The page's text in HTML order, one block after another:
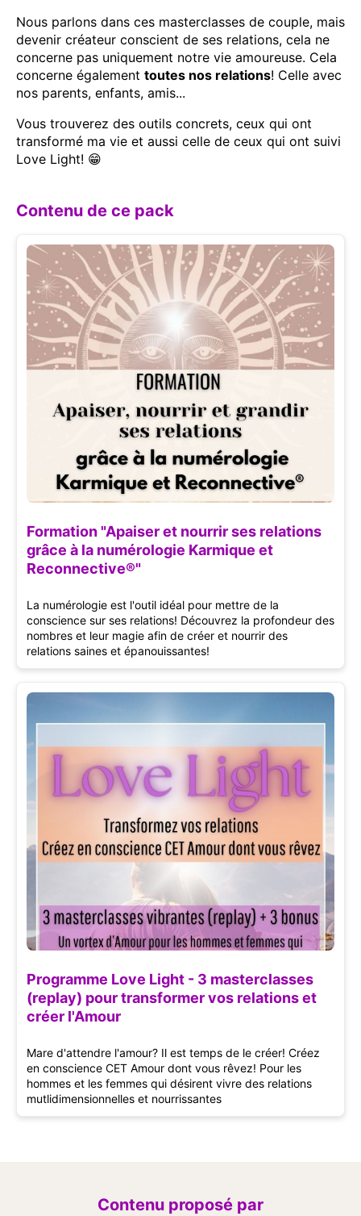
Nous parlons dans ces masterclasses de couple, mais
devenir créateur conscient de ses relations, cela ne
concerne pas uniquement notre vie amoureuse. Cela
concerne également toutes nos relations! Celle avec
nos parents, enfants, amis...
Vous trouverez des outils concrets, ceux qui ont
transformé ma vie et aussi celle de ceux qui ont suivi
Love Light! 😁
Contenu de ce pack
Formation "Apaiser et nourrir ses relations
grâce à la numérologie Karmique et
Reconnective®"
La numérologie est l'outil idéal pour mettre de la
conscience sur ses relations! Découvrez la profondeur des
nombres et leur magie afin de créer et nourrir des
relations saines et épanouissantes!
Programme Love Light - 3 masterclasses
(replay) pour transformer vos relations et
créer l'Amour
Mare d'attendre l'amour? Il est temps de le créer! Créez
en conscience CET Amour dont vous rêvez! Pour les
hommes et les femmes qui désirent vivre des relations
mutlidimensionnelles et nourrissantes
Contenu proposé par